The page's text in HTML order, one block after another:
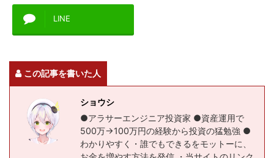
LINE
この記事を書いた人
ショウシ
●アラサーエンジニア投資家 ●資産運用で
500万→100万円の経験から投資の猛勉強 ●
わかりやすく・誰でもできるをモットーに、